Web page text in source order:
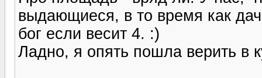
выдающиеся, в то время как
бог если весит 4. :)
Ладно, я опять пошла верить в